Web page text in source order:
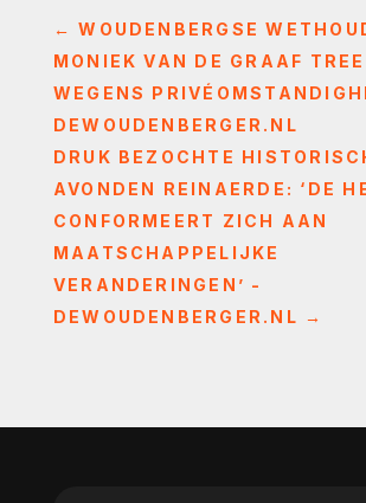
←WOUDENBERGSE
MONIEK VAN DE GRAAF
WEGENS
DEWOUDENBERGER.NL
DRUK BEZOCHTE
AVONDEN REINAERDE: ‘DE
CONFORMEERT ZICH AAN
MAATSCHAPPELIJKE
VERANDERINGEN’ -
DEWOUDENBERGER.NL →